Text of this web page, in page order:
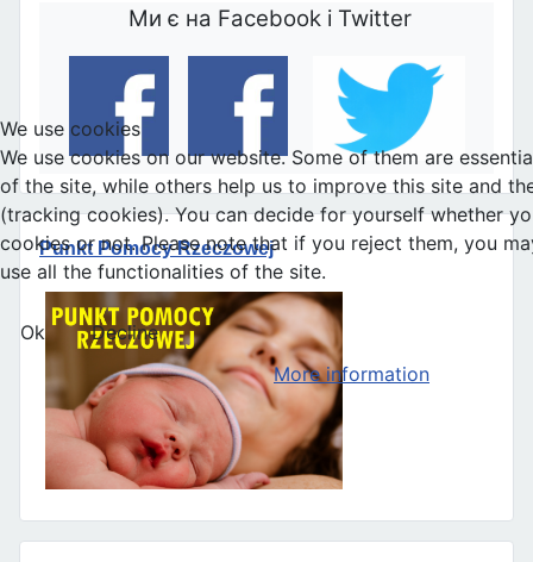
Ми є на Facebook і Twitter
Punkt Pomocy Rzeczowej
We use cookies
We use cookies on our website. Some of them are
of the site, while others help us to improve this site and
(tracking cookies). You can decide for yourself whether
cookies or not. Please note that if you reject them, you
use all the functionalities of the site.
Ok
Decline
More information